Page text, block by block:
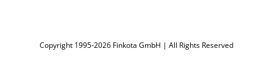
Copyright 1995-2026 Finkota GmbH | All Rights Reserved